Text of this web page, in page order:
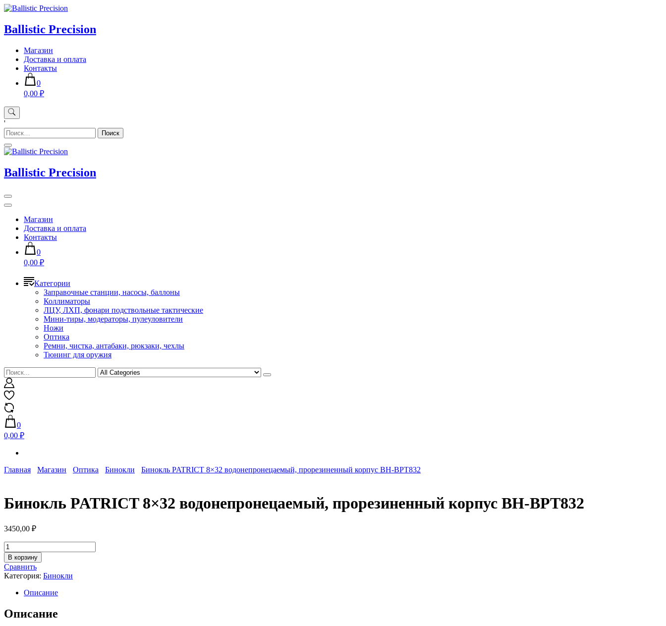
Skip
content
Ballistic Precision
Магазин
Доставка и оплата
Контакты
0
0,00 ₽
'
Найти:
Ballistic Precision
Магазин
Доставка и оплата
Контакты
0
0,00 ₽
Категории
Заправочные станции, насосы, баллоны
Коллиматоры
ЛЦУ, ЛХП, фонари подствольные тактические
Мини-тиры, модераторы, пулеуловители
Ножи
Оптика
Ремни, чистка, антабаки, рюкзаки, чехлы
Тюнинг для оружия
0
0,00 ₽
Главная Магазин Оптика Бинокли Бинокль PATRICT 8×32 водонепронецаемый, прорезиненный корпус BH-BPT832
Бинокль PATRICT 8×32 водонепронецаемый, прорезиненный корпус BH-BPT832
3450,00 ₽
Количество
товара
Бинокль
PATRICT
8x32
водонепронецаемый,
прорезиненный
корпус
BH-
В корзину
Сравнить
Категория: Бинокли
Описание
Описание